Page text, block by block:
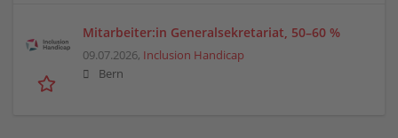
Mitarbeiter:in Generalsekretariat, 50–60 %
09.07.2026, Inclusion Handicap
Bern